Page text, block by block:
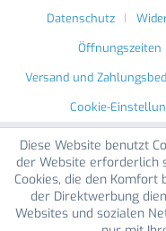
Datenschutz
Öffnungszeiten
Versand und
Cookie-
Diese Website benutzt
der Website erforderlich
Cookies, die den Komfort
der Direktwerbung
Websites und sozialen